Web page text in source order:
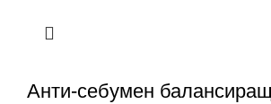
Анти-себумен